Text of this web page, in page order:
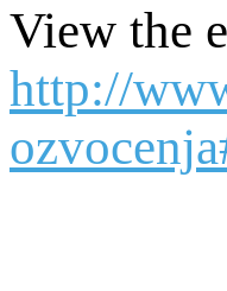
View the
http://